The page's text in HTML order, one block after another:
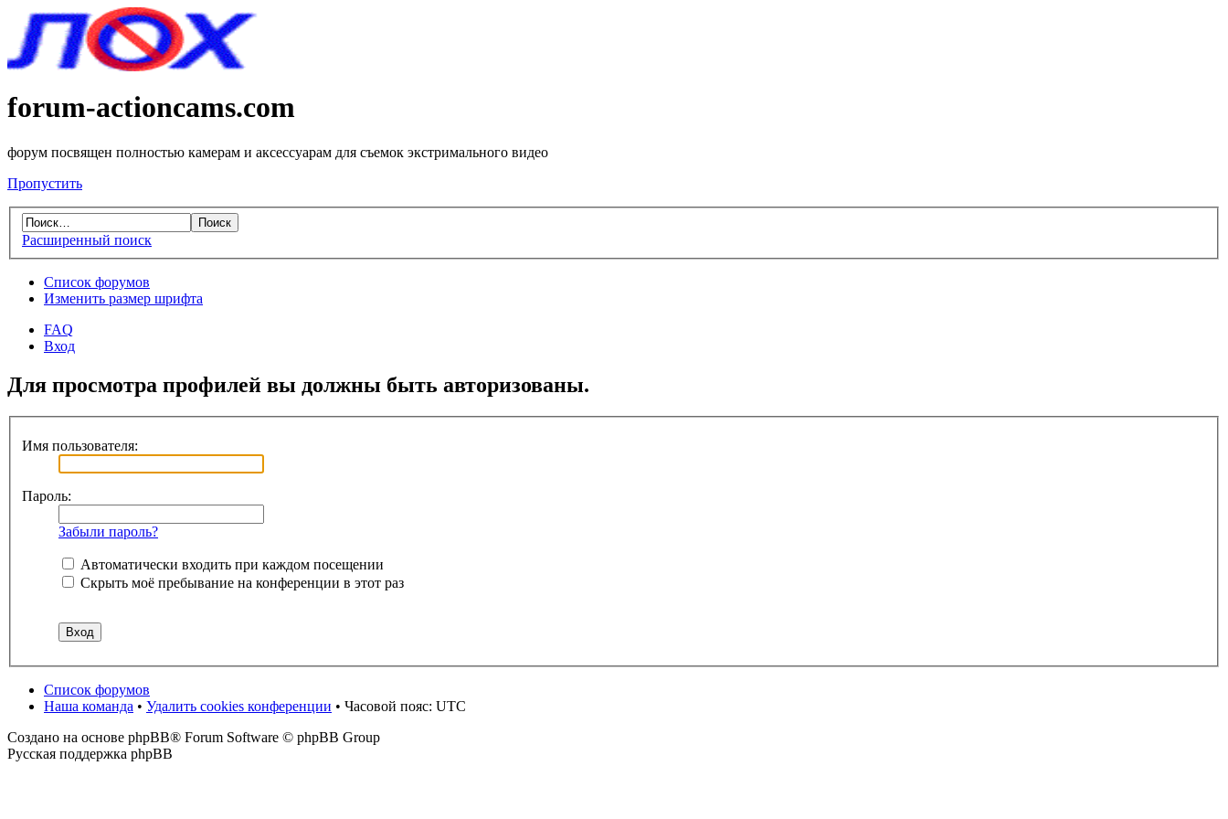
forum-actioncams.com
форум посвящен полностью камерам и аксессуарам для съемок экстримального видео
Пропустить
Расширенный поиск
Список форумов
Изменить размер шрифта
FAQ
Вход
Для просмотра профилей вы должны быть авторизованы.
Имя пользователя:
Пароль:
Забыли пароль?
Автоматически входить при каждом посещении
Скрыть моё пребывание на конференции в этот раз
Список форумов
Наша команда • Удалить cookies конференции • Часовой пояс: UTC
Создано на основе phpBB® Forum Software © phpBB Group
Русская поддержка phpBB